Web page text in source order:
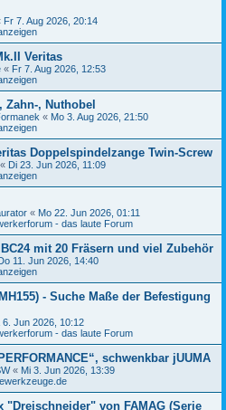
Fr 7. Aug 2026, 20:14
Veritas
« Fr 7. Aug 2026, 12:53
Zahn-, Nuthobel
« Mo 3. Aug 2026, 21:50
Doppelspindelzange Twin-Screw
« Di 23. Jun 2026, 11:09
« Mo 22. Jun 2026, 01:11
- das laute Forum
mit 20 Fräsern und viel Zubehör
11. Jun 2026, 14:40
- Suche Maße der Befestigung
6. Jun 2026, 10:12
- das laute Forum
schwenkbar jUUMA
« Mi 3. Jun 2026, 13:39
"Dreischneider" von FAMAG (Serie